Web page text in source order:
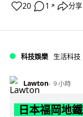
20 1 ↗ 分享
科技娛樂 生活科技
Lawton 9 小時
日本福岡地